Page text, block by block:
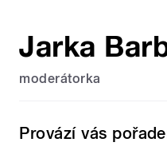
Jarka
moderátorka
Provází vás